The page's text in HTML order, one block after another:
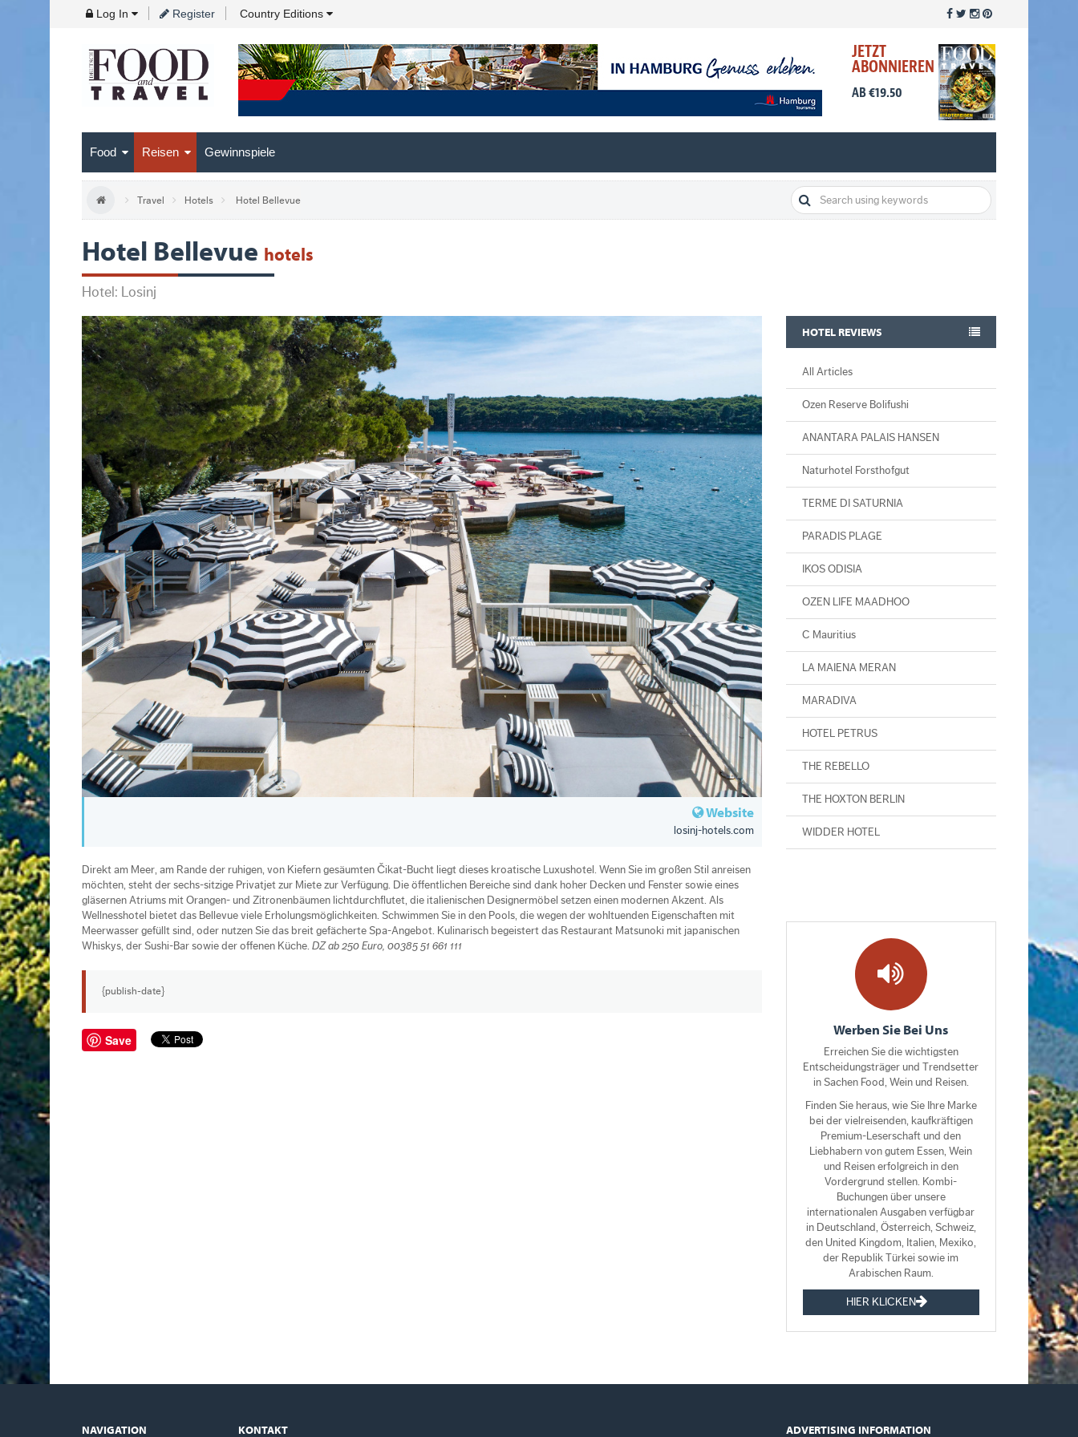
Log In Register Country Editions
JETZT
ABONNIEREN
AB €19.50
Food Reisen Gewinnspiele
Travel Hotels Hotel Bellevue
Hotel Bellevue hotels
Hotel: Losinj
Website
losinj-hotels.com
Direkt am Meer, am Rande der ruhigen, von Kiefern gesäumten Čikat-Bucht liegt dieses kroatische Luxushotel. Wenn Sie im großen Stil anreisen
möchten, steht der sechs-sitzige Privatjet zur Miete zur Verfügung. Die öffentlichen Bereiche sind dank hoher Decken und Fenster sowie eines
gläsernen Atriums mit Orangen- und Zitronenbäumen lichtdurchflutet, die italienischen Designermöbel setzen einen modernen Akzent. Als
Wellnesshotel bietet das Bellevue viele Erholungsmöglichkeiten. Schwimmen Sie in den Pools, die wegen der wohltuenden Eigenschaften mit
Meerwasser gefüllt sind, oder nutzen Sie das breit gefächerte Spa-Angebot. Kulinarisch begeistert das Restaurant Matsunoki mit japanischen
Whiskys, der Sushi-Bar sowie der offenen Küche. DZ ab 250 Euro, 00385 51 661 111
{publish-date}
Save
HOTEL REVIEWS
All Articles
Ozen Reserve Bolifushi
ANANTARA PALAIS HANSEN
Naturhotel Forsthofgut
TERME DI SATURNIA
PARADIS PLAGE
IKOS ODISIA
OZEN LIFE MAADHOO
C Mauritius
LA MAIENA MERAN
MARADIVA
HOTEL PETRUS
THE REBELLO
THE HOXTON BERLIN
WIDDER HOTEL
Werben Sie Bei Uns
Erreichen Sie die wichtigsten
Entscheidungsträger und Trendsetter
in Sachen Food, Wein und Reisen.
Finden Sie heraus, wie Sie Ihre Marke
bei der vielreisenden, kaufkräftigen
Premium-Leserschaft und den
Liebhabern von gutem Essen, Wein
und Reisen erfolgreich in den
Vordergrund stellen. Kombi-
Buchungen über unsere
internationalen Ausgaben verfügbar
in Deutschland, Österreich, Schweiz,
den United Kingdom, Italien, Mexiko,
der Republik Türkei sowie im
Arabischen Raum.
HIER KLICKEN
NAVIGATION KONTAKT ADVERTISING INFORMATION